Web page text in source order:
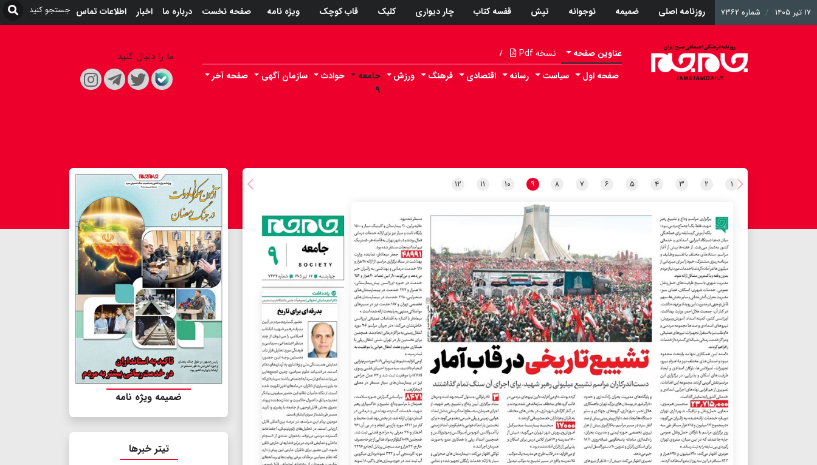
۱۷ تیر ۱۴۰۵ شماره ۷۳۶۲ روزنامه اصلی ضمیمه نوجوانه تپش قفسه کتاب چار دیواری کلیک قاب کوچک ویژه نامه صفحه نخست درباره ما اخبار اطلاعات تماس
عناوین صفحه نسخه Pdf /
صفحه اول سیاست رسانه اقتصادی فرهنگ ورزش جامعه
۹
حوادث سازمان آگهی صفحه آخر
ما را دنبال کنید
۱ ۲ ۳ ۴ ۵ ۶ ۷ ۸ ۹ ۱۰ ۱۱ ۱۲
ضمیمه ویژه نامه
تیتر خبرها